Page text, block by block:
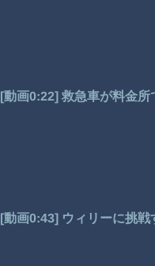
[動画0:22] 救急車が料金
[動画0:43] ウィリーに挑